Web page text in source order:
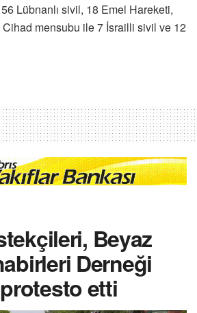
56 Lübnanlı sivil, 18 Emel Hareketi,
mensubu ile 7 İsrailli sivil ve 12
Beyaz
Derneği
etti